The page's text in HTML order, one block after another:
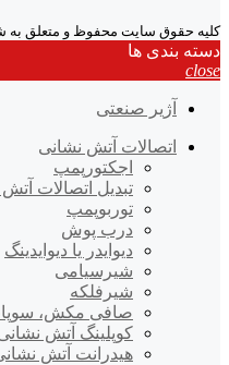
کلیه حقوق سایت محفوظ و متعلق
دسته بندی ها
close
آژیر صنعتی
اتصالات آتش نشانی
اجکتورپمپ
تبدیل اتصالات
توربوپمپ
درب پوش
دیوایدر یا دیوایدینگ
شیرسیامی
شیرفلکه
صافی مکش،
کوپلینگ آتش
هیدرانت آتش